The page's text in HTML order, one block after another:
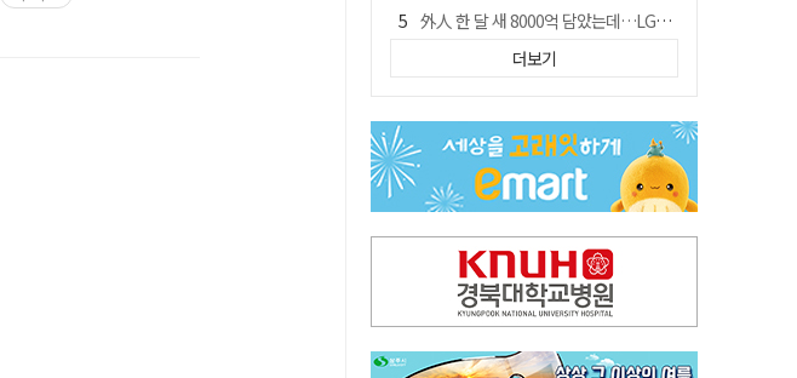
外人 한 달 새 8000억 담았는데…LG이노텍 목표주가는 왜 엇갈릴까
신세계사이먼, 대구 아울렛 토지매매 계약 체결… 사업 본궤도
"상법개정해도 주주가 '봉'"…하이닉스 솔리다임 상장설에 술렁[개미와글와글]
이의준 전 경북도 새마을봉사과장, 제28대 울릉군 부군수 취임
정청래, 靑 겨냥... "신천지·레버리지·호남 반도체 겁박 사과하라"
더보기